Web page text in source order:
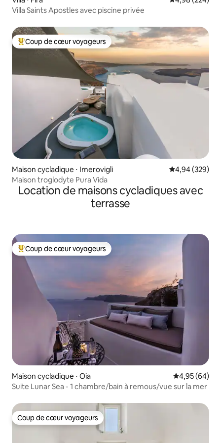
Villa Saints Apostles avec piscine privée
Coups de cœur voyageurs les plus appréciés
Coup de cœur voyageurs
Maison cycladique ⋅ Imerovigli Évaluation
4,94 (329)
Maison troglodyte Pura Vida
Location de maisons cycladiques avec
terrasse
Coups de cœur voyageurs les plus appréciés
Coup de cœur voyageurs
Maison cycladique ⋅ Oia Évaluation
4,95 (64)
Suite Lunar Sea - 1 chambre/bain à remous/vue sur la mer
Coup de cœur voyageurs
Coup de cœur voyageurs